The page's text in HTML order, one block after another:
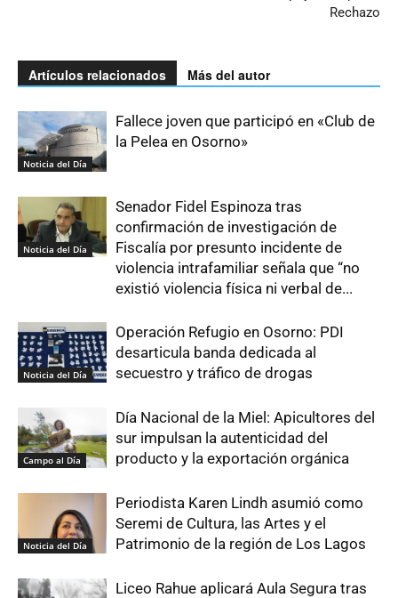
Rechazo
Artículos relacionados Más del autor
Noticia del Día
Fallece joven que participó en «Club de
la Pelea en Osorno»
Noticia del Día
Senador Fidel Espinoza tras
confirmación de investigación de
Fiscalía por presunto incidente de
violencia intrafamiliar señala que “no
existió violencia física ni verbal de...
Noticia del Día
Operación Refugio en Osorno: PDI
desarticula banda dedicada al
secuestro y tráfico de drogas
Campo al Día
Día Nacional de la Miel: Apicultores del
sur impulsan la autenticidad del
producto y la exportación orgánica
Noticia del Día
Periodista Karen Lindh asumió como
Seremi de Cultura, las Artes y el
Patrimonio de la región de Los Lagos
Liceo Rahue aplicará Aula Segura tras